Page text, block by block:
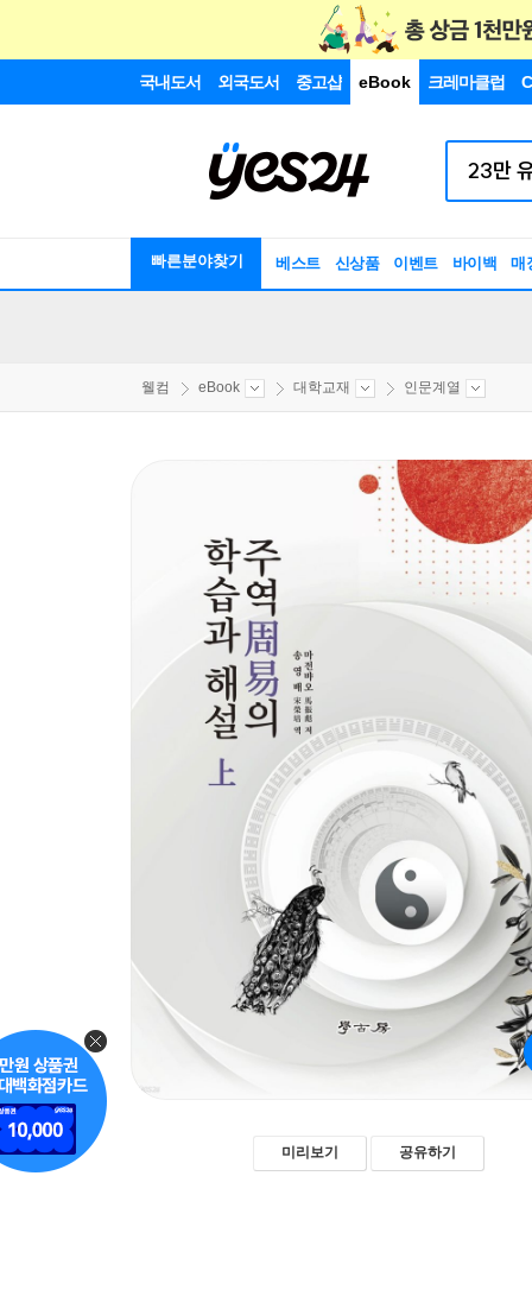
국내도서 외국도서 중고샵 eBook 크레마클럽
빠른분야찾기 베스트 신상품 이벤트 바이백 매
웰컴 eBook 대학교재 인문계열
미리보기 공유하기